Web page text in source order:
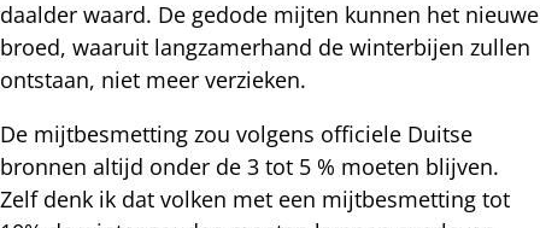
daalder waard. De gedode mijten kunnen het nieuwe
broed, waaruit langzamerhand de winterbijen zullen
ontstaan, niet meer verzieken.
De mijtbesmetting zou volgens officiele Duitse
bronnen altijd onder de 3 tot 5 % moeten blijven.
Zelf denk ik dat volken met een mijtbesmetting tot